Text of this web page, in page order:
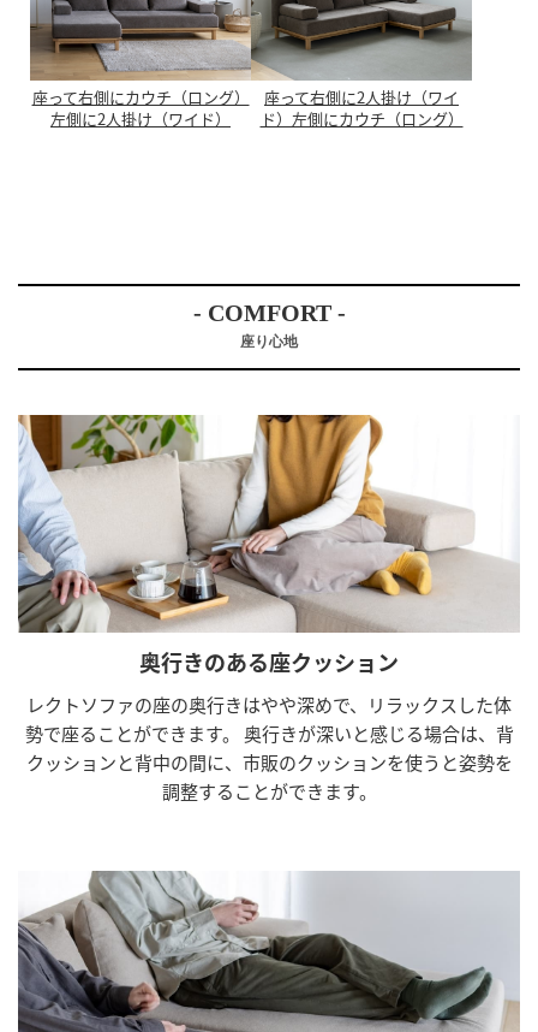
座って右側にカウチ（ロング）
左側に2人掛け（ワイド）
座って右側に2人掛け（ワイ
ド）左側にカウチ（ロング）
- COMFORT -
座り心地
奥行きのある座クッション
レクトソファの座の奥行きはやや深めで、リラックスした体
勢で座ることができます。 奥行きが深いと感じる場合は、背
クッションと背中の間に、市販のクッションを使うと姿勢を
調整することができます。